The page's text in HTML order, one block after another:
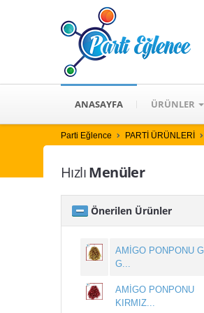
ANASAYFA ÜRÜNLER
Parti Eğlence PARTİ ÜRÜNLERİ
HızlıMenüler
Önerilen Ürünler
AMİGO PONPONU
G...
AMİGO PONPONU
KIRMIZ...